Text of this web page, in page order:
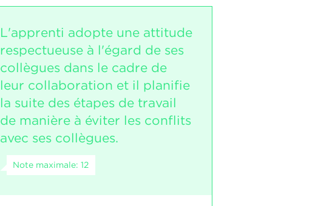
L'apprenti adopte une attitude
respectueuse à l'égard de ses
collègues dans le cadre de
leur collaboration et il planifie
la suite des étapes de travail
de manière à éviter les conflits
avec ses collègues.
Note maximale: 12